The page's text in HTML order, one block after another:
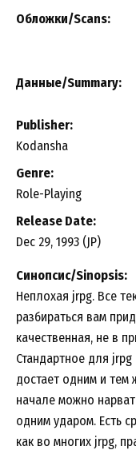
Обложки/Scans:
Данные/Summary:
Publisher:
Kodansha
Genre:
Role-Playing
Release Date:
Dec 29, 1993 (JP)
Синопсис/Sinopsis:
Неплохая jrpg. Все
разбираться вам
качественная, не в
Стандартное для
достает одним и
начале можно
одним ударом. Есть
как во многих jrpg,